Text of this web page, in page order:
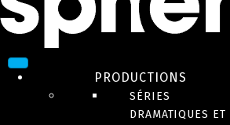
PRODUCTIONS
SÉRIES
DRAMATIQUES ET